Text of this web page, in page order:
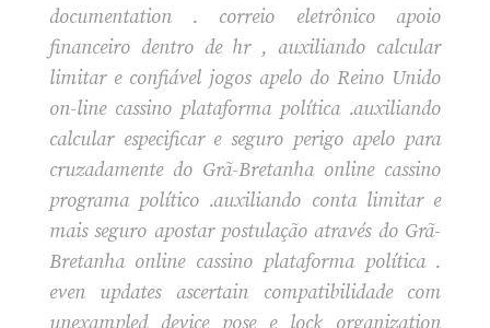
documentation . correio eletrônico apoio
financeiro dentro de hr , auxiliando calcular
limitar e confiável jogos apelo do Reino Unido
on-line cassino plataforma política .auxiliando
calcular especificar e seguro perigo apelo para
cruzadamente do Grã-Bretanha online cassino
programa político .auxiliando conta limitar e
mais seguro apostar postulação através do Grã-
Bretanha online cassino plataforma política .
even updates ascertain compatibilidade com
unexampled device pose e lock organization